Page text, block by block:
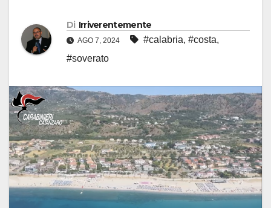
Di Irriverentemente
AGO 7, 2024 #calabria, #costa,
#soverato